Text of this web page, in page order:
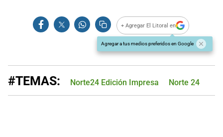
+ Agregar El Litoral en
Agregar a tus medios preferidos en Google
#TEMAS: Norte24 Edición Impresa Norte 24